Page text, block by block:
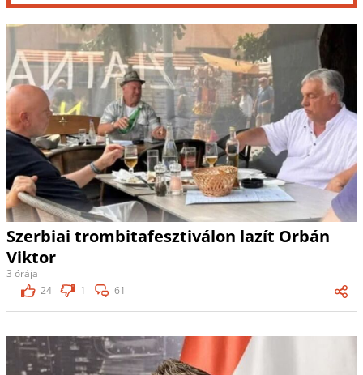
Szerbiai trombitafesztiválon lazít Orbán
Viktor
3 órája
24
1 61